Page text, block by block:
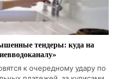
тендеры: куда на
к очередному удару по